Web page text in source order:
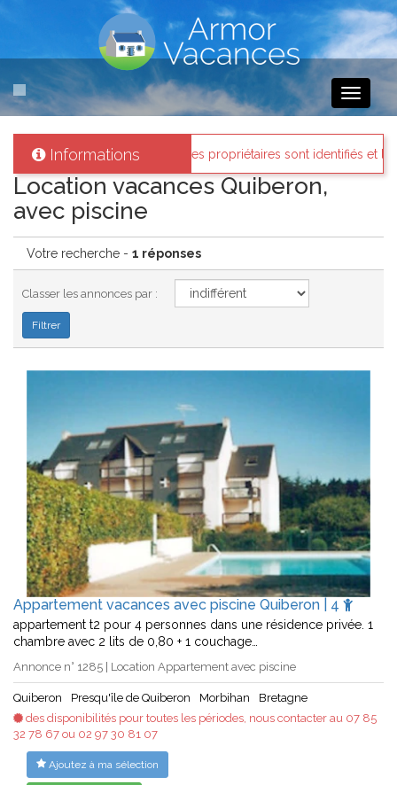
Toggle
Informations
vacances: Tous les propriétaires sont identifiés et les biens
Location vacances Quiberon,
avec piscine
Votre recherche - 1 réponses
Classer les annonces par :
Appartement vacances avec piscine Quiberon | 4
appartement t2 pour 4 personnes dans une résidence privée. 1
chambre avec 2 lits de 0,80 + 1 couchage…
Annonce n° 1285 | Location Appartement avec piscine
Quiberon Presqu'île de Quiberon Morbihan
Bretagne
des disponibilités pour toutes les périodes, nous contacter au 07 85
32 78 67 ou 02 97 30 81 07
Ajoutez à ma sélection